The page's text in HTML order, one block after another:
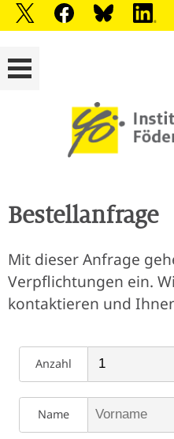
Bestellanfrage
Mit dieser Anfrage
Verpflichtungen ein.
kontaktieren und
Anzahl
Name